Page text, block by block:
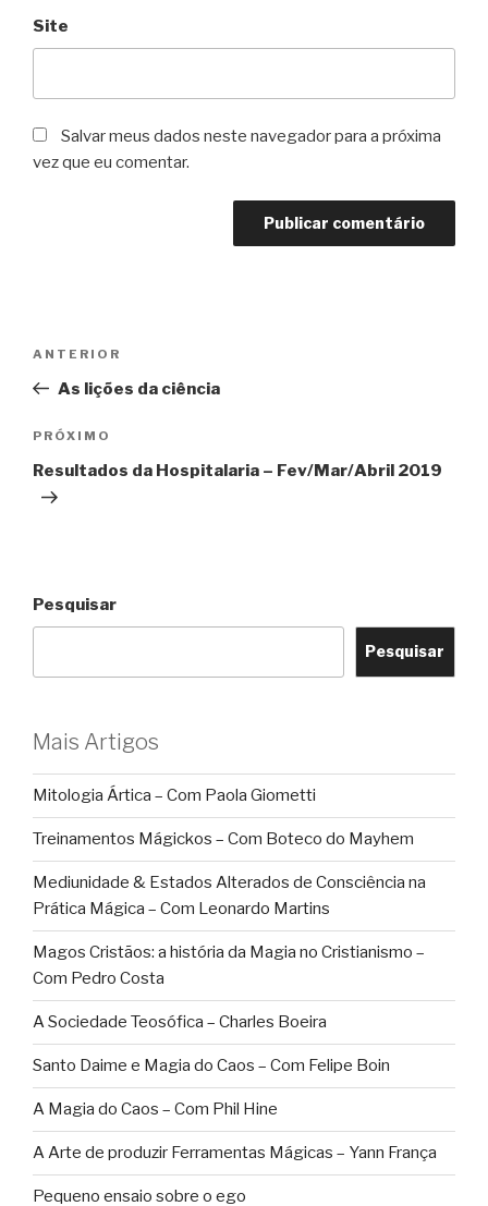
Site
Salvar meus dados neste navegador para a próxima
vez que eu comentar.
Post
Post
anterior
ANTERIOR
As lições da ciência
Próximo
post
PRÓXIMO
Resultados da Hospitalaria – Fev/Mar/Abril 2019
Pesquisar
Pesquisar
Mais Artigos
Mitologia Ártica – Com Paola Giometti
Treinamentos Mágickos – Com Boteco do Mayhem
Mediunidade & Estados Alterados de Consciência na
Prática Mágica – Com Leonardo Martins
Magos Cristãos: a história da Magia no Cristianismo –
Com Pedro Costa
A Sociedade Teosófica – Charles Boeira
Santo Daime e Magia do Caos – Com Felipe Boin
A Magia do Caos – Com Phil Hine
A Arte de produzir Ferramentas Mágicas – Yann França
Pequeno ensaio sobre o ego